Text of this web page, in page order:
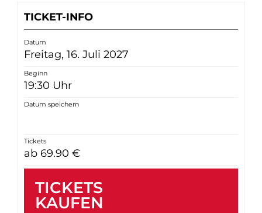
TICKET-INFO
Datum
Freitag, 16. Juli 2027
Beginn
19:30 Uhr
Datum speichern
Tickets
ab 69.90 €
TICKETS
KAUFEN